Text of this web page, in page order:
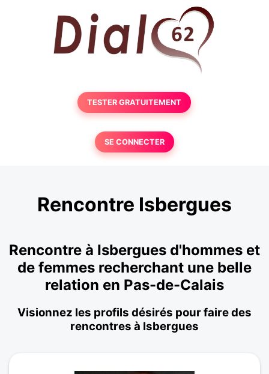
TESTER GRATUITEMENT
SE CONNECTER
Rencontre Isbergues
Rencontre à Isbergues d'hommes et
de femmes recherchant une belle
relation en Pas-de-Calais
Visionnez les profils désirés pour faire des
rencontres à Isbergues